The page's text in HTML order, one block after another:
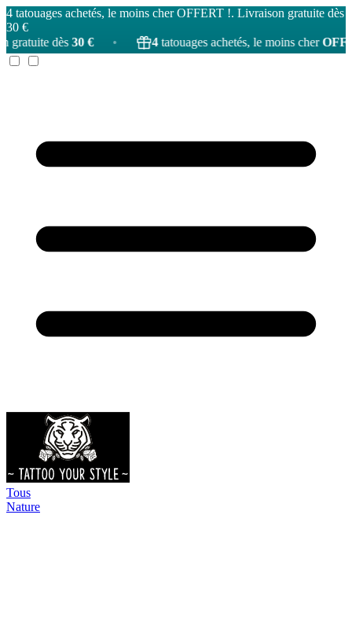
4 tatouages achetés, le moins cher OFFERT !. Livraison gratuite dès
30 €
€
• 4tatouages achetés, le moins cherOFFERT! •
Tous
Nature